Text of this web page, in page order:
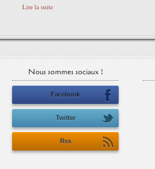
Lire la suite
Nous sommes sociaux !
Facebook
Twitter
Rss